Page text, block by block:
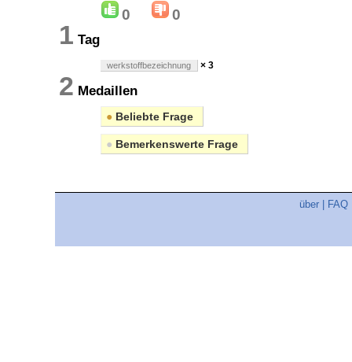
0 0
1 Tag
werkstoffbezeichnung × 3
2 Medaillen
● Beliebte Frage
● Bemerkenswerte Frage
über FAQ